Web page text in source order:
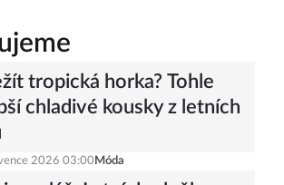
tropická horka? Tohle
chladivé kousky z letních
2026 03:00 Móda